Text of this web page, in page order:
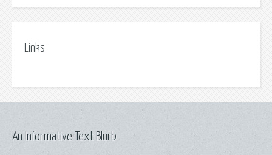
Links
An Informative Text Blurb